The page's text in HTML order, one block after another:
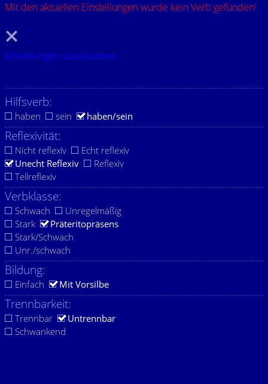
Mit den aktuellen Einstellungen wurde kein Verb gefunden!
Einstellungen zurücksetzen.
Hilfsverb:
haben sein haben/sein
Reflexivität:
Nicht reflexiv
Echt reflexiv
Unecht Reflexiv
Reflexiv
Teilreflexiv
Verbklasse:
Schwach
Unregelmäßig
Stark
Präteritopräsens
Stark/Schwach
Unr./schwach
Bildung:
Einfach Mit Vorsilbe
Trennbarkeit:
Trennbar
Untrennbar
Schwankend